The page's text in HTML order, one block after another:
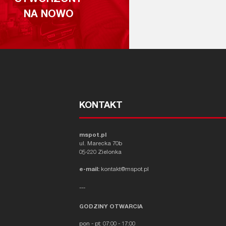
NA NOWO
KONTAKT
mspot.pl
ul. Marecka 70b
05-220 Zielonka
e-mail: kontakt@mspot.pl
---
GODZINY OTWARCIA
pon - pt: 07:00 - 17:00